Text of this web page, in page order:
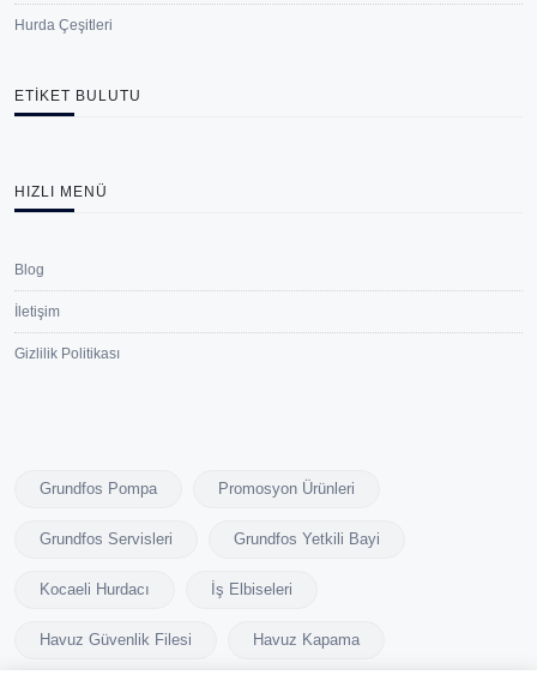
Hurda Çeşitleri
ETIKET BULUTU
HIZLI MENÜ
Blog
İletişim
Gizlilik Politikası
Grundfos Pompa Promosyon Ürünleri
Grundfos Servisleri Grundfos Yetkili Bayi
Kocaeli Hurdacı İş Elbiseleri
Havuz Güvenlik Filesi Havuz Kapama